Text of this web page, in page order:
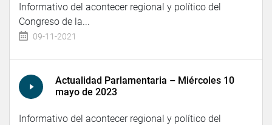
Informativo del acontecer regional y político del
Congreso de la...
09-11-2021
Actualidad Parlamentaria – Miércoles 10
mayo de 2023
Informativo del acontecer regional y político del